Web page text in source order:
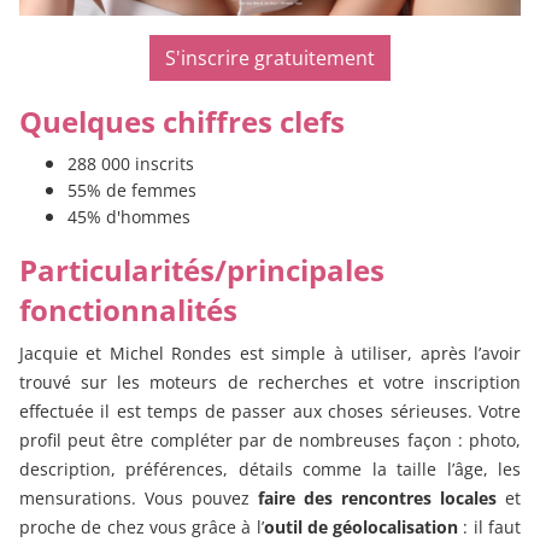
S'inscrire gratuitement
Quelques chiffres clefs
288 000 inscrits
55% de femmes
45% d'hommes
Particularités/principales
fonctionnalités
Jacquie et Michel Rondes est simple à utiliser, après l’avoir
trouvé sur les moteurs de recherches et votre inscription
effectuée il est temps de passer aux choses sérieuses. Votre
profil peut être compléter par de nombreuses façon : photo,
description, préférences, détails comme la taille l’âge, les
mensurations. Vous pouvez faire des rencontres locales et
proche de chez vous grâce à l’outil de géolocalisation : il faut